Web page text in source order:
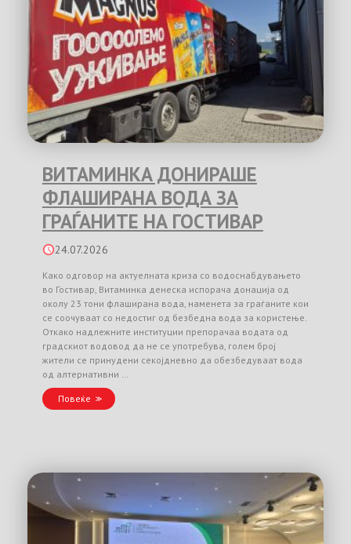
ВИТАМИНКА ДОНИРАШЕ
ФЛАШИРАНА ВОДА ЗА
ГРАЃАНИТЕ НА ГОСТИВАР
24.07.2026
Како одговор на актуелната криза со водоснабдувањето
во Гостивар, Витаминка денеска испорача донација од
околу 23 тони флаширана вода, наменета за граѓаните кои
се соочуваат со недостиг од безбедна вода за користење.
Откако надлежните институции препорачаа водата од
градскиот водовод да не се употребува, голем број
жители се принудени секојдневно да обезбедуваат вода
од алтернативни …
Повеќе